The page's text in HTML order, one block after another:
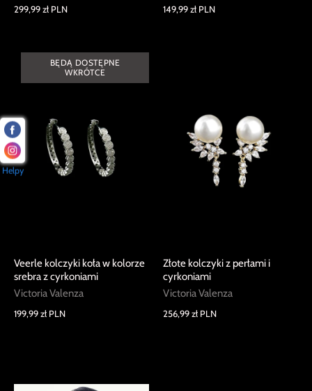
299,99 zł PLN
BĘDĄ DOSTĘPNE
WKRÓTCE
Veerle kolczyki koła w kolorze
srebra z cyrkoniami
Victoria Valenza
199,99 zł PLN
149,99 zł PLN
Złote kolczyki z perłami i
cyrkoniami
Victoria Valenza
256,99 zł PLN
Helpy